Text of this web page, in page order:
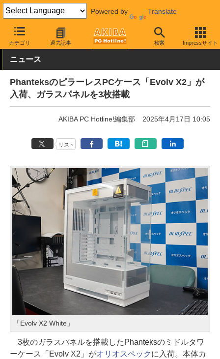
Powered by Translate
カテゴリ 過去記事 検索 Impressサイト
AKIBA PC Hotline! PCパーツ PCケース タワー型
ニュース
PhanteksのピラーレスPCケース「Evolv X2」が
入荷、ガラスパネルを3枚搭載
AKIBA PC Hotline!編集部 2025年4月17日 10:05
リスト
「Evolv X2 White」
3枚のガラスパネルを搭載したPhanteksのミドルタワ
ーケース「Evolv X2」がオリオスペック に入荷。本体カ